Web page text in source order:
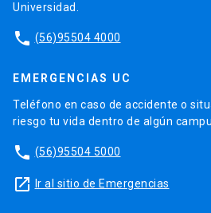
Universidad.
phone (56)95504 4000
EMERGENCIAS UC
Teléfono en caso de accidente o
riesgo tu vida dentro de algún
phone (56)95504 5000
launch Ir al sitio de Emergencias